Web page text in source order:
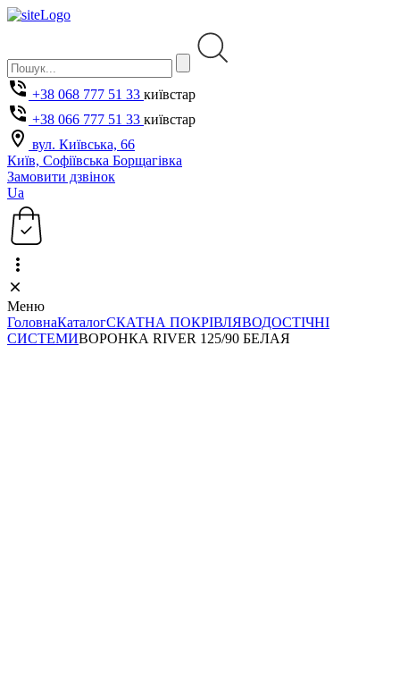
+38 068 777 51 33 київстар
+38 066 777 51 33 київстар
вул. Київська, 66
Київ, Софіївська Борщагівка
Замовити дзвінок
Ua
Меню
ГоловнаКаталогСКАТНА ПОКРІВЛЯВОДОСТІЧНІ
СИСТЕМИВОРОНКА RIVER 125/90 БЕЛАЯ